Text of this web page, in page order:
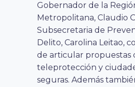
Gobernador de la
Metropolitana, Claudio
Subsecretaria de
Delito, Carolina Leitao,
de articular propuestas
teleprotección y
seguras. Además